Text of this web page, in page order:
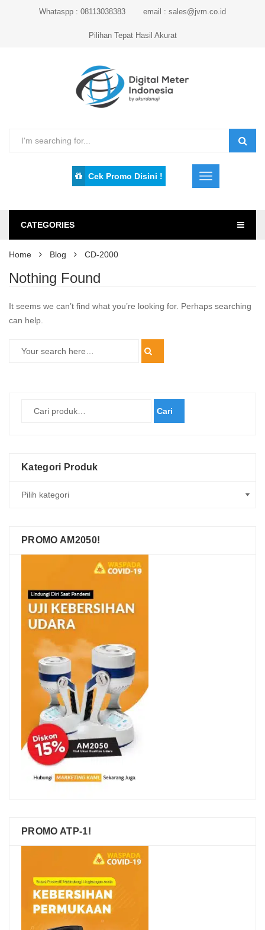
Whataspp : 08113038383 email : sales@jvm.co.id
Pilihan Tepat Hasil Akurat
Cek Promo Disini !
CATEGORIES
Home Blog CD-2000
Nothing Found
It seems we can’t find what you’re looking for. Perhaps searching
can help.
Cari
Kategori Produk
PROMO AM2050!
PROMO ATP-1!